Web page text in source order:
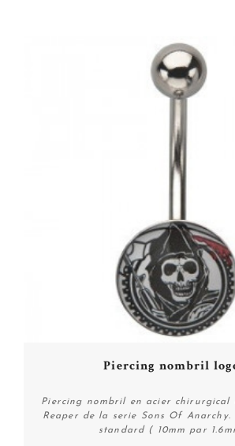
Piercing nombril
Piercing nombril en acier chirurgical
Reaper de la serie Sons Of
standard ( 10mm par